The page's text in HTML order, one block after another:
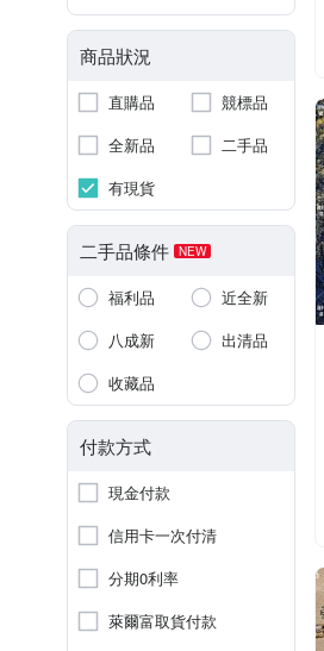
商品狀況
直購品
競標品
全新品
二手品
有現貨
二手品條件 NEW
福利品
近全新
八成新
出清品
收藏品
付款方式
現金付款
信用卡一次付清
分期0利率
萊爾富取貨付款